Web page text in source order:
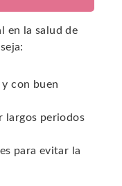
en la salud de
con buen
largos periodos
para evitar la